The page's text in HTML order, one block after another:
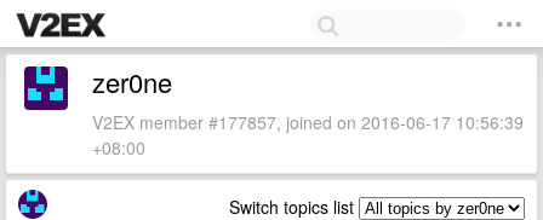
zer0ne
V2EX member #177857, joined on 2016-06-17 10:56:39
+08:00
Switch topics list